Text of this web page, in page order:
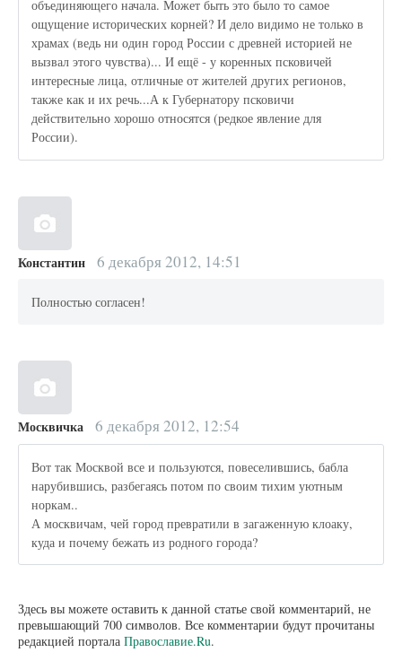
объединяющего начала. Может быть это было то самое
ощущение исторических корней? И дело видимо не только в
храмах (ведь ни один город России с древней историей не
вызвал этого чувства)... И ещё - у коренных псковичей
интересные лица, отличные от жителей других регионов,
также как и их речь...А к Губернатору псковичи
действительно хорошо относятся (редкое явление для
России).
Константин 6 декабря 2012, 14:51
Полностью согласен!
Москвичка 6 декабря 2012, 12:54
Вот так Москвой все и пользуются, повеселившись, бабла
нарубившись, разбегаясь потом по своим тихим уютным
норкам..
А москвичам, чей город превратили в загаженную клоаку,
куда и почему бежать из родного города?
Здесь вы можете оставить к данной статье свой комментарий, не
превышающий 700 символов. Все комментарии будут прочитаны
редакцией портала Православие.Ru.